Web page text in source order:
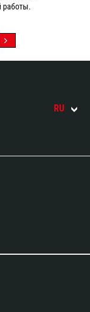
работы.
RU